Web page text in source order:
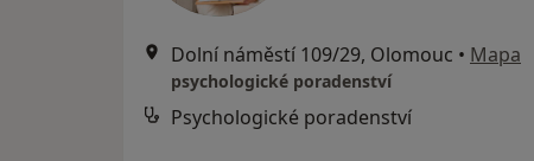
Dolní náměstí 109/29, Olomouc • Mapa
psychologické poradenství
Psychologické poradenství